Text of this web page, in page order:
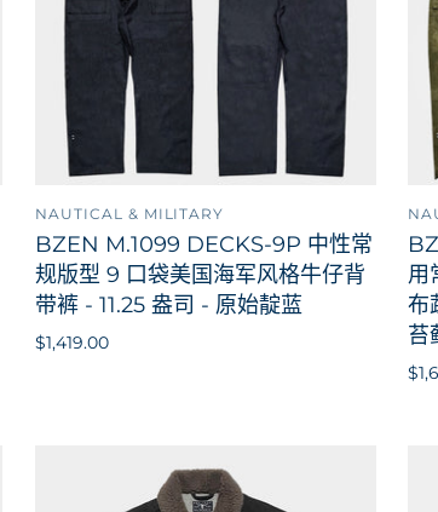
NAUTICAL & MILITARY
BZEN M.1099 DECKS-9P 中性常
规版型 9 口袋美国海军风格牛仔背
带裤 - 11.25 盎司 - 原始靛蓝
$1,419.00
用
布
苔